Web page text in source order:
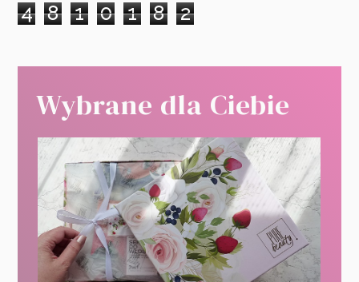
4 8 1 0 1 8 2
Wybrane dla Ciebie